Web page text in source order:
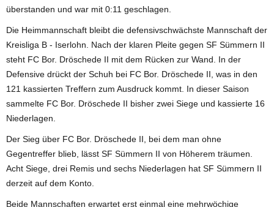
überstanden und war mit 0:11 geschlagen.
Die Heimmannschaft bleibt die defensivschwächste Mannschaft der
Kreisliga B - Iserlohn. Nach der klaren Pleite gegen SF Sümmern II
steht FC Bor. Dröschede II mit dem Rücken zur Wand. In der
Defensive drückt der Schuh bei FC Bor. Dröschede II, was in den
121 kassierten Treffern zum Ausdruck kommt. In dieser Saison
sammelte FC Bor. Dröschede II bisher zwei Siege und kassierte 16
Niederlagen.
Der Sieg über FC Bor. Dröschede II, bei dem man ohne
Gegentreffer blieb, lässt SF Sümmern II von Höherem träumen.
Acht Siege, drei Remis und sechs Niederlagen hat SF Sümmern II
derzeit auf dem Konto.
Beide Mannschaften erwartet erst einmal eine mehrwöchige